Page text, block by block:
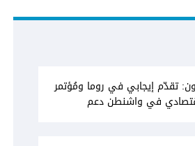
تقدّم إيجابي في روما ومُؤتمر
في واشنطن دعم